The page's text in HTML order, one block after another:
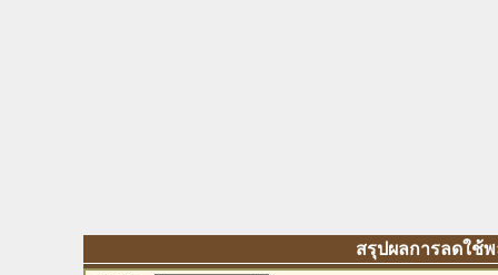
สรุปผลการลดใช้พลั